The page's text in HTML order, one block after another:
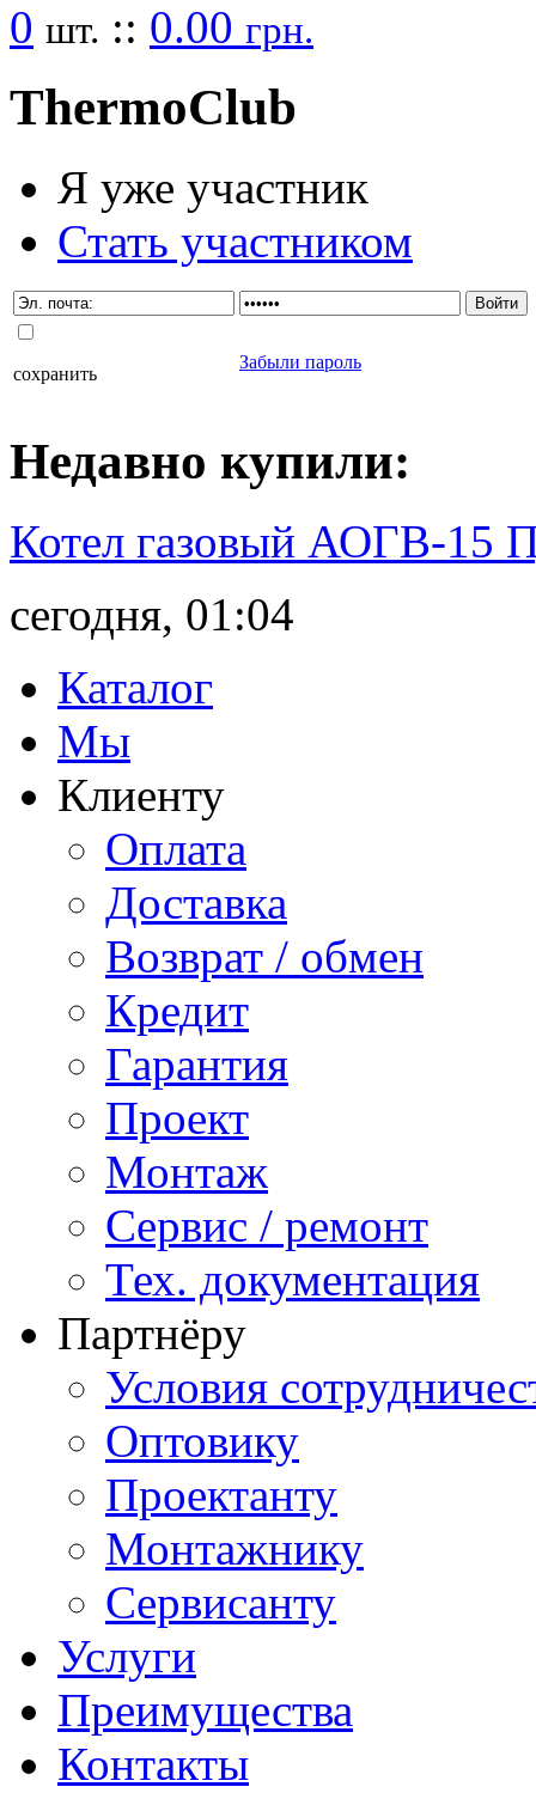
0 шт. :: 0.00 грн.
ThermoClub
Я уже участник
Стать участником
сохранить
Забыли пароль
Недавно купили:
Котел газовый АОГВ-
сегодня, 01:04
Каталог
Мы
Клиенту
Оплата
Доставка
Возврат / обмен
Кредит
Гарантия
Проект
Монтаж
Сервис / ремонт
Тех. документация
Партнёру
Условия
Оптовику
Проектанту
Монтажнику
Сервисанту
Услуги
Преимущества
Контакты